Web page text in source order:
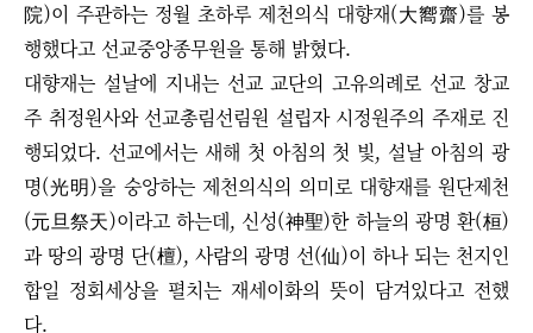
院)이 주관하는 정월 초하루 제천의식 대향재(大嚮齋)를 봉
행했다고 선교중앙종무원을 통해 밝혔다.
대향재는 설날에 지내는 선교 교단의 고유의례로 선교 창교
주 취정원사와 선교총림선림원 설립자 시정원주의 주재로 진
행되었다. 선교에서는 새해 첫 아침의 첫 빛, 설날 아침의 광
명(光明)을 숭앙하는 제천의식의 의미로 대향재를 원단제천
(元旦祭天)이라고 하는데, 신성(神聖)한 하늘의 광명 환(桓)
과 땅의 광명 단(檀), 사람의 광명 선(仙)이 하나 되는 천지인
합일 정회세상을 펼치는 재세이화의 뜻이 담겨있다고 전했
다.